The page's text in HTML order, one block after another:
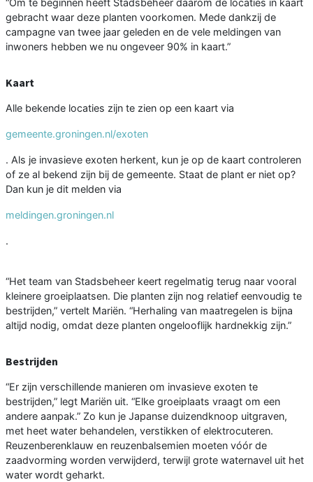
“Om te beginnen heeft Stadsbeheer daarom de locaties in kaart
gebracht waar deze planten voorkomen. Mede dankzij de
campagne van twee jaar geleden en de vele meldingen van
inwoners hebben we nu ongeveer 90% in kaart.”
Kaart
Alle bekende locaties zijn te zien op een kaart via
gemeente.groningen.nl/exoten
. Als je invasieve exoten herkent, kun je op de kaart controleren
of ze al bekend zijn bij de gemeente. Staat de plant er niet op?
Dan kun je dit melden via
meldingen.groningen.nl
.
“Het team van Stadsbeheer keert regelmatig terug naar vooral
kleinere groeiplaatsen. Die planten zijn nog relatief eenvoudig te
bestrijden,” vertelt Mariën. “Herhaling van maatregelen is bijna
altijd nodig, omdat deze planten ongelooflijk hardnekkig zijn.”
Bestrijden
“Er zijn verschillende manieren om invasieve exoten te
bestrijden,” legt Mariën uit. “Elke groeiplaats vraagt om een
andere aanpak.” Zo kun je Japanse duizendknoop uitgraven,
met heet water behandelen, verstikken of elektrocuteren.
Reuzenberenklauw en reuzenbalsemien moeten vóór de
zaadvorming worden verwijderd, terwijl grote waternavel uit het
water wordt geharkt.